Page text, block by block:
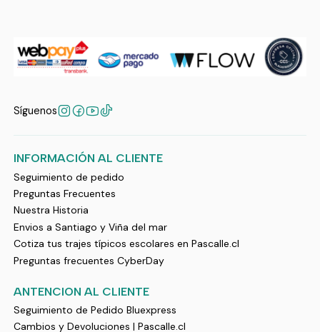
Síguenos
INFORMACIÓN AL CLIENTE
Seguimiento de pedido
Preguntas Frecuentes
Nuestra Historia
Envios a Santiago y Viña del mar
Cotiza tus trajes típicos escolares en Pascalle.cl
Preguntas frecuentes CyberDay
ANTENCION AL CLIENTE
Seguimiento de Pedido Bluexpress
Cambios y Devoluciones | Pascalle.cl